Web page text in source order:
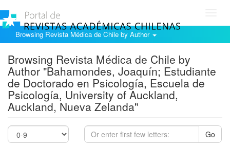
Browsing Revista Médica de Chile by Author
Browsing Revista Médica de Chile by
Author "Bahamondes, Joaquín; Estudiante
de Doctorado en Psicología, Escuela de
Psicología, University of Auckland,
Auckland, Nueva Zelanda"
Go